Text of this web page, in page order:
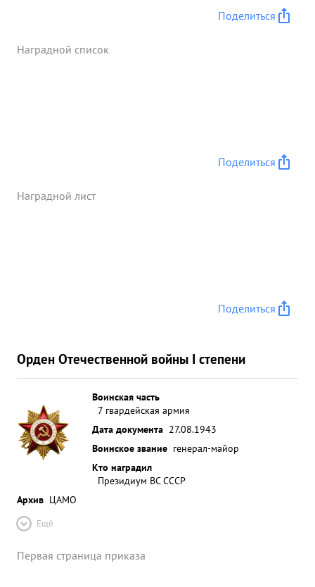
Поделиться
Наградной список
Поделиться
Наградной лист
Поделиться
Орден Отечественной войны I степени
Воинская часть
7 гвардейская армия
Дата документа 27.08.1943
Воинское звание генерал-майор
Кто наградил
Президиум ВС СССР
Архив ЦАМО
Ещё
Первая страница приказа